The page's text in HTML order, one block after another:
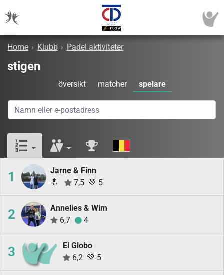
Home › Klubb › Padel aktiviteter
stigen
översikt matcher spelare
1
Jarne & Finn
🔝
7,5 💚 5
2
Annelies & Wim
6,7
4
3
El Globo
6,2 💚 5